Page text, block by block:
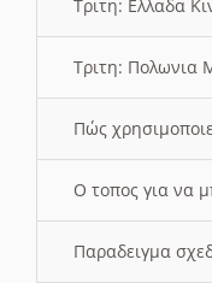
Τριτη: Ελλαδα
Τριτη: Πολωνια
Πώς
O τοπος για να
Παραδειγμα